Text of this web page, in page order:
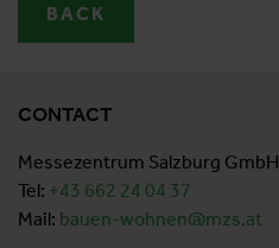
BACK
CONTACT
Messezentrum Salzburg GmbH
Tel: +43 662 24 04 37
Mail: bauen-wohnen@mzs.at